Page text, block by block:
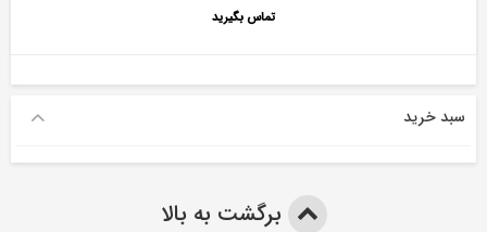
تماس بگیرید
سبد خرید
برگشت به بالا